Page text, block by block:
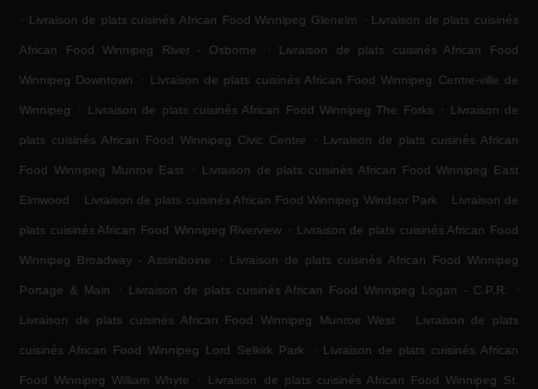
. Livraison de plats cuisinés African Food Winnipeg Glenelm . Livraison de plats cuisinés
African Food Winnipeg River - Osborne . Livraison de plats cuisinés African Food
Winnipeg Downtown . Livraison de plats cuisinés African Food Winnipeg Centre-ville de
Winnipeg . Livraison de plats cuisinés African Food Winnipeg The Forks . Livraison de
plats cuisinés African Food Winnipeg Civic Centre . Livraison de plats cuisinés African
Food Winnipeg Munroe East . Livraison de plats cuisinés African Food Winnipeg East
Elmwood . Livraison de plats cuisinés African Food Winnipeg Windsor Park . Livraison de
plats cuisinés African Food Winnipeg Riverview . Livraison de plats cuisinés African Food
Winnipeg Broadway - Assiniboine . Livraison de plats cuisinés African Food Winnipeg
Portage & Main . Livraison de plats cuisinés African Food Winnipeg Logan - C.P.R. .
Livraison de plats cuisinés African Food Winnipeg Munroe West . Livraison de plats
cuisinés African Food Winnipeg Lord Selkirk Park . Livraison de plats cuisinés African
Food Winnipeg William Whyte . Livraison de plats cuisinés African Food Winnipeg St.